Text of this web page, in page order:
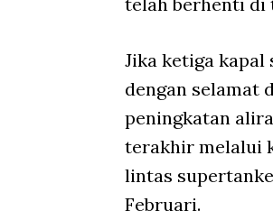
Jika ketiga
dengan selamat
peningkatan
terakhir melalui
lintas
Februari.